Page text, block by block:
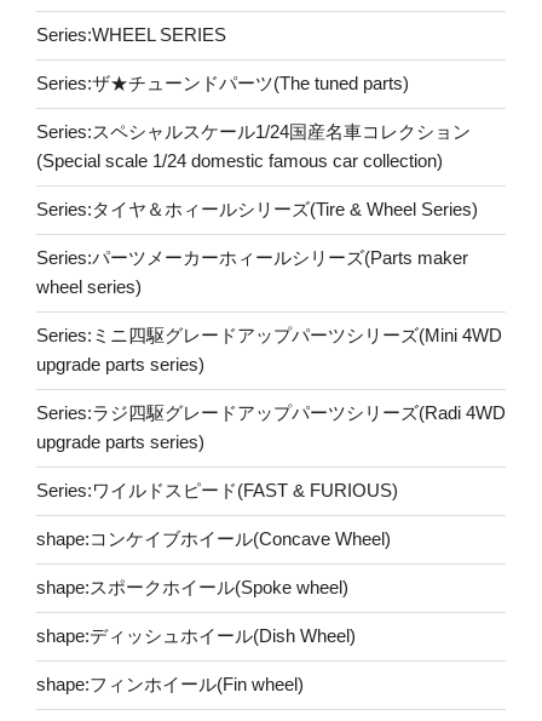
Series:WHEEL SERIES
Series:ザ★チューンドパーツ(The tuned parts)
Series:スペシャルスケール1/24国産名車コレクション
(Special scale 1/24 domestic famous car collection)
Series:タイヤ＆ホィールシリーズ(Tire & Wheel Series)
Series:パーツメーカーホィールシリーズ(Parts maker
wheel series)
Series:ミニ四駆グレードアップパーツシリーズ(Mini 4WD
upgrade parts series)
Series:ラジ四駆グレードアップパーツシリーズ(Radi 4WD
upgrade parts series)
Series:ワイルドスピード(FAST & FURIOUS)
shape:コンケイブホイール(Concave Wheel)
shape:スポークホイール(Spoke wheel)
shape:ディッシュホイール(Dish Wheel)
shape:フィンホイール(Fin wheel)